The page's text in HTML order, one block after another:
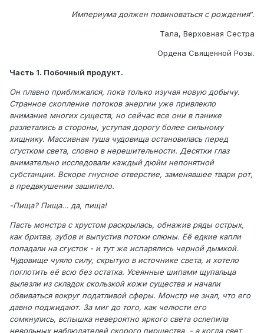
Империума должен повиноваться с рождения”.
Тала, Верховная Сестра
Ордена Священной Розы.
Часть 1. Побочный продукт.
Он плавно приближался, пока только изучая новую добычу.
Странное скопление потоков энергии уже привлекло
внимание многих существ, но сейчас все они в панике
разлетались в стороны, уступая дорогу более сильному
хищнику. Массивная туша чудовища остановилась перед
сгустком света, словно в нерешительности. Десятки глаз
внимательно исследовали каждый дюйм непонятной
субстанции. Вскоре гнусное отверстие, заменявшее твари рот,
в предвкушении зашипело.
-Пища? Пища… да, пища!
Пасть монстра с хрустом раскрылась, обнажив ряды острых,
как бритва, зубов и выпустив потоки слюны. Её едкие капли
попадали на сгусток - и тут же испарялись черной дымкой.
Чудовище чуяло силу, скрытую в источнике света, и хотело
поглотить её всю без остатка. Усеянные шипами щупальца
вылезли из складок скользкой кожи существа и начали
обвиваться вокруг податливой сферы. Монстр не знал, что его
давно поджидают. За миг до того, как челюсти его
сомкнулись, вспышка невероятно яркого света ослепила
невольных наблюдателей скорого пиршества, - а когда свет